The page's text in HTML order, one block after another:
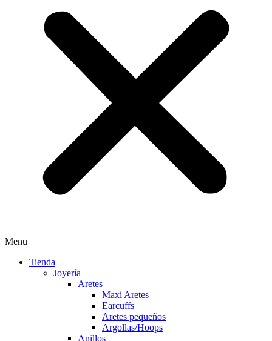
Menu
Tienda
Joyería
Aretes
Maxi Aretes
Earcuffs
Aretes pequeños
Argollas/Hoops
Anillos